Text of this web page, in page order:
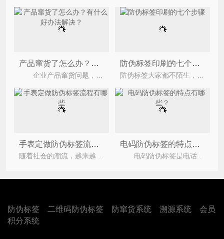
产品窜货了怎么办？有什么好办法解决？ 防伪标签印刷的七个步骤
手表定做防伪标签流程有哪些 电码防伪标签的特点有哪些？
防伪标签 二维码防伪标签 防窜货系统 溯源系统
会员
积分系统